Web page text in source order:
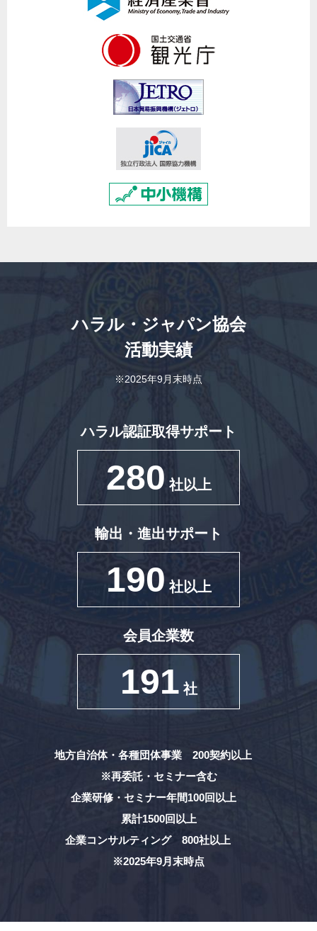
ハラル・ジャパン協会
活動実績
※2025年9月末時点
ハラル認証取得サポート
280 社以上
輸出・進出サポート
190 社以上
会員企業数
191 社
地方自治体・各種団体事業 200契約以上
※再委託・セミナー含む
企業研修・セミナー年間100回以上
累計1500回以上
企業コンサルティング 800社以上
※2025年9月末時点